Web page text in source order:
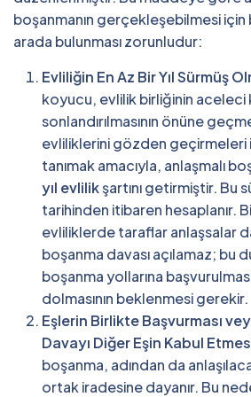
boşanmanın gerçekleşebilmesi için
arada bulunması zorunludur:
Evliliğin En Az Bir Yıl Sürmüş
koyucu, evlilik birliğinin aceleci
sonlandırılmasının önüne
evliliklerini gözden geçirmeleri
tanımak amacıyla, anlaşmalı
yıl evlilikşartını getirmiştir. Bu
tarihinden itibaren hesaplanır.
evliliklerde taraflar anlaşsalar
boşanma davası açılamaz; bu
boşanma yollarına
dolmasının beklenmesi gerekir.
Eşlerin Birlikte Başvurması
Davayı Diğer Eşin Kabul
boşanma, adından da
ortak iradesine dayanır. Bu